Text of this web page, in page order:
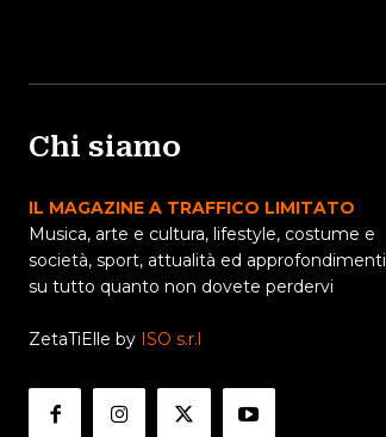
Chi siamo
IL MAGAZINE A TRAFFICO LIMITATO
Musica, arte e cultura, lifestyle, costume e
società, sport, attualità ed approfondimenti
su tutto quanto non dovete perdervi
ZetaTiElle by ISO s.r.l